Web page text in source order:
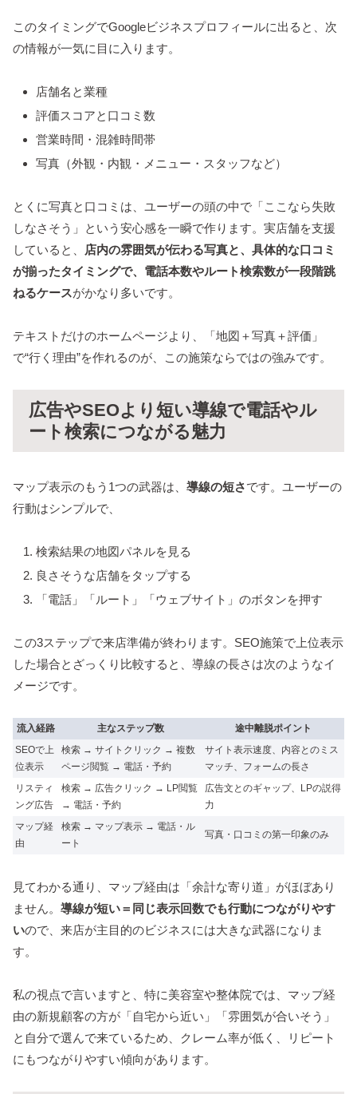
このタイミングでGoogleビジネスプロフィールに出ると、次
の情報が一気に目に入ります。
店舗名と業種
評価スコアと口コミ数
営業時間・混雑時間帯
写真（外観・内観・メニュー・スタッフなど）
とくに写真と口コミは、ユーザーの頭の中で「ここなら失敗
しなさそう」という安心感を一瞬で作ります。実店舗を支援
していると、
店内の雰囲気が伝わる写真と、具体的な口コミ
が揃ったタイミングで、電話本数やルート検索数が一段階跳
ねるケースがかなり多いです。
テキストだけのホームページより、「地図＋写真＋評価」
で“行く理由”を作れるのが、この施策ならではの強みです。
広告やSEOより短い導線で電話やル
ート検索につながる魅力
マップ表示のもう1つの武器は、 導線の短さです。ユーザーの
行動はシンプルで、
検索結果の地図パネルを見る
良さそうな店舗をタップする
「電話」「ルート」「ウェブサイト」のボタンを押す
この3ステップで来店準備が終わります。SEO施策で上位表示
した場合とざっくり比較すると、導線の長さは次のようなイ
メージです。
流入経路 主なステップ数
途中離脱ポイント
SEOで上
位表示
検索 → サイトクリック → 複数
ページ閲覧 → 電話・予約
サイト表示速度、内容とのミス
マッチ、フォームの長さ
リスティ
ング広告
検索 → 広告クリック → LP閲覧
→ 電話・予約
広告文とのギャップ、LPの説得
力
マップ経
由
検索 → マップ表示 → 電話・ル
ート
写真・口コミの第一印象のみ
見てわかる通り、マップ経由は「余計な寄り道」がほぼあり
ません。 導線が短い＝同じ表示回数でも行動につながりやす
いので、来店が主目的のビジネスには大きな武器になりま
す。
私の視点で言いますと、特に美容室や整体院では、マップ経
由の新規顧客の方が「自宅から近い」「雰囲気が合いそう」
と自分で選んで来ているため、クレーム率が低く、リピート
にもつながりやすい傾向があります。